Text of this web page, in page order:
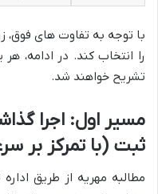
با توجه به تفاوت های فوق،
را انتخاب کند. در ادامه،
تشریح خواهند شد.
مسیر اول: اجرا
ثبت (با تمرکز بر
مطالبه مهریه از طریق